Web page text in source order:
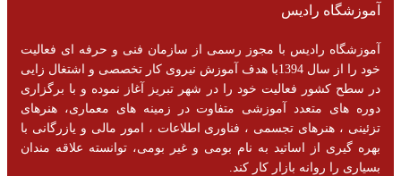
آموزشگاه رادیس
آموزشگاه رادیس با مجوز رسمی از سازمان فنی و حرفه ای فعالیت
خود را از سال 1394با هدف آموزش نیروی کار تخصصی و اشتغال زایی
در سطح کشور فعالیت خود را در شهر تبریز آغاز نموده و با برگزاری
دوره های متعدد آموزشی متفاوت در زمینه های معماری، هنرهای
تزئینی ، هنرهای تجسمی ، فناوری اطلاعات ، امور مالی و یازرگانی با
بهره گیری از اساتید به نام بومی و غیر بومی، توانسته علاقه مندان
بسیاری را روانه بازار کار کند.